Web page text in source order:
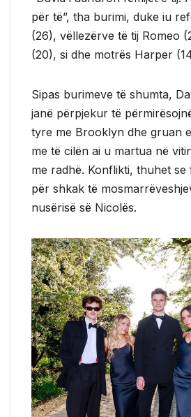
për të”, tha burimi, duke iu
(26), vëllezërve të tij Romeo
(20), si dhe motrës Harper
Sipas burimeve të shumta,
janë përpjekur të
tyre me Brooklyn dhe gruan
me të cilën ai u martua në
me radhë. Konflikti, thuhet se
për shkak të
nusërisë së Nicolës.